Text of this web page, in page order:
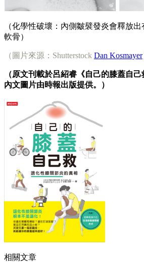
（化學性破壞：內側皺襞發炎會釋放
軟骨）
（圖片來源：Shutterstock Dan Kosmayer
（原文刊載於呂紹睿《自己的膝蓋自己
內文圖片由時報出版提供。）
相關文章